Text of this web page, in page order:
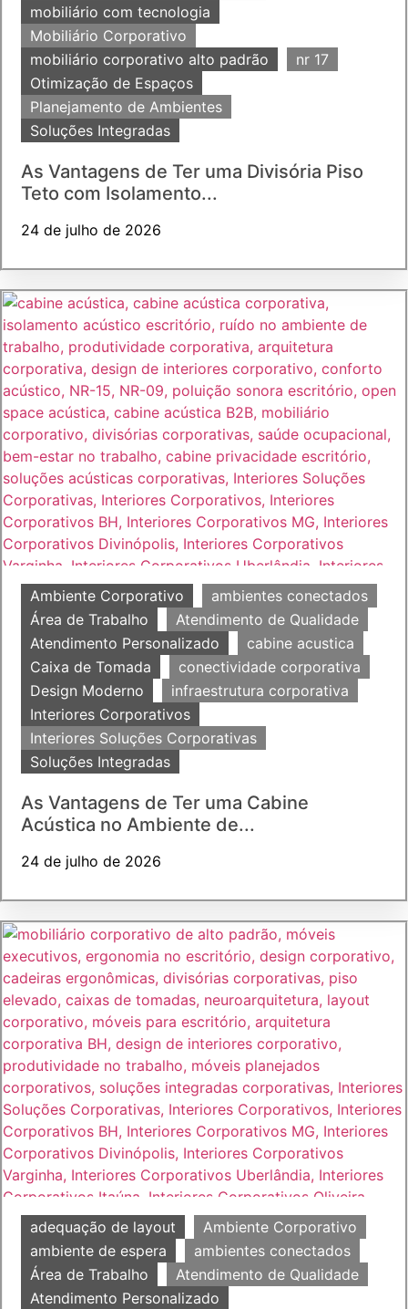
mobiliário com tecnologia
Mobiliário Corporativo
mobiliário corporativo alto padrão
nr 17
Otimização de Espaços
Planejamento de Ambientes
Soluções Integradas
As Vantagens de Ter uma Divisória Piso
Teto com Isolamento...
24 de julho de 2026
Ambiente Corporativo
ambientes conectados
Área de Trabalho
Atendimento de Qualidade
Atendimento Personalizado
cabine acustica
Caixa de Tomada
conectividade corporativa
Design Moderno
infraestrutura corporativa
Interiores Corporativos
Interiores Soluções Corporativas
Soluções Integradas
As Vantagens de Ter uma Cabine
Acústica no Ambiente de...
24 de julho de 2026
adequação de layout
Ambiente Corporativo
ambiente de espera
ambientes conectados
Área de Trabalho
Atendimento de Qualidade
Atendimento Personalizado